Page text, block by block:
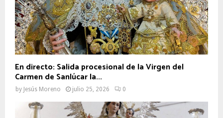
En directo: Salida procesional de la Virgen del
Carmen de Sanlúcar la...
by Jesús Moreno julio 25, 2026 0